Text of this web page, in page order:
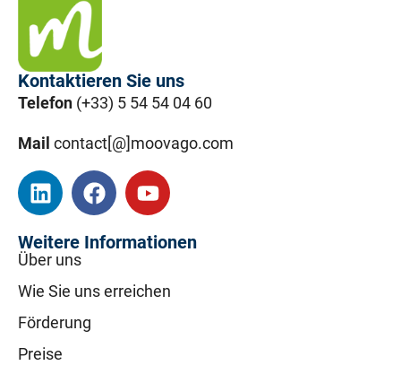
Kontaktieren Sie uns
Telefon (+33) 5 54 54 04 60
Mail contact[@]moovago.com
Weitere Informationen
Über uns
Wie Sie uns erreichen
Förderung
Preise